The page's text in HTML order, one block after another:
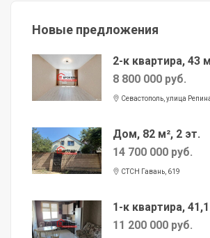
Новые предложения
2-к квартира, 43
8 800 000 руб.
Севастополь, улица
Дом, 82 м², 2 эт.
14 700 000 руб.
СТСН Гавань, 619
1-к квартира,
11 200 000 руб.